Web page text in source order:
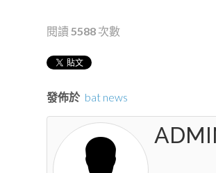
閱讀 5588 次數
發佈於 bat news